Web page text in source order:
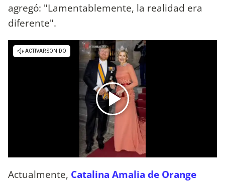
agregó: "Lamentablemente, la realidad era
diferente".
Actualmente, Catalina Amalia de Orange